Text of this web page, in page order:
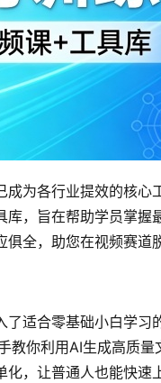
成为各行业提效的核心
，旨在帮助学员掌握
全，助您在视频赛道
适合零基础小白学习
教你利用AI生成高质量
，让普通人也能快速